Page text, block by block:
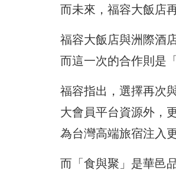
而未來，福容大飯店
福容大飯店與洲際酒
而這一次的合作則是
福容指出，選擇再次
大會員平台資源外，
為台灣高端旅宿注入
而「食與聚」是華邑